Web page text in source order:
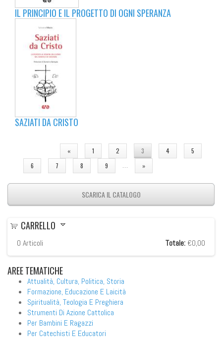
IL PRINCIPIO E IL PROGETTO DI OGNI SPERANZA
SAZIATI DA CRISTO
« 1 2 3 4
5
6
7 8 9 … »
SCARICA IL CATALOGO
CARRELLO
0 Articoli Totale: €0,00
AREETEMATICHE
Attualità, Cultura, Politica, Storia
Formazione, Educazione E Laicità
Spiritualità, Teologia E Preghiera
Strumenti Di Azione Cattolica
Per Bambini E Ragazzi
Per Catechisti E Educatori